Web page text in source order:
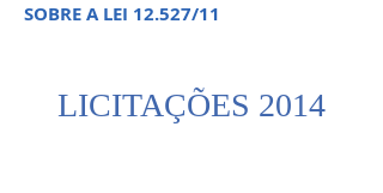
SOBRE A LEI 12.527/11
LICITAÇÕES 2014